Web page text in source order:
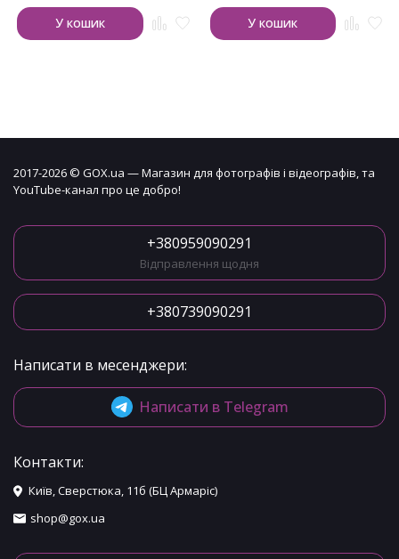
У кошик У кошик
2017-2026 © GOX.ua — Магазин для фотографів і відеографів, та
YouTube-канал про це добро!
+380959090291
Відправлення щодня
+380739090291
Написати в месенджери:
Написати в Telegram
Контакти:
Київ, Сверстюка, 11б (БЦ Армаріс)
shop@gox.ua